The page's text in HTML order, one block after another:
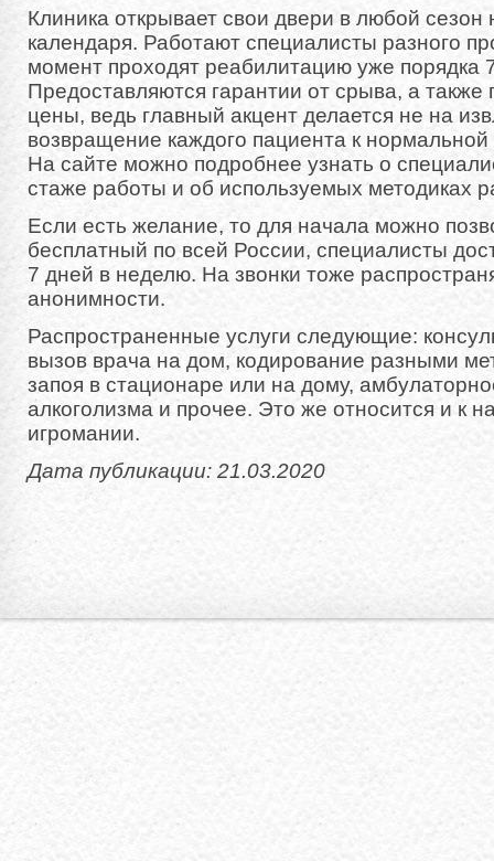
Клиника открывает свои двери в любой сезон
календаря. Работают специалисты разного
момент проходят реабилитацию уже порядка
Предоставляются гарантии от срыва, а также
цены, ведь главный акцент делается не на
возвращение каждого пациента к
На сайте можно подробнее узнать о
стаже работы и об используемых методиках
Если есть желание, то для начала можно
бесплатный по всей России, специалисты
7 дней в неделю. На звонки тоже
анонимности.
Распространенные услуги следующие:
вызов врача на дом, кодирование разными
запоя в стационаре или на дому,
алкоголизма и прочее. Это же относится и к
игромании.
Дата публикации: 21.03.2020